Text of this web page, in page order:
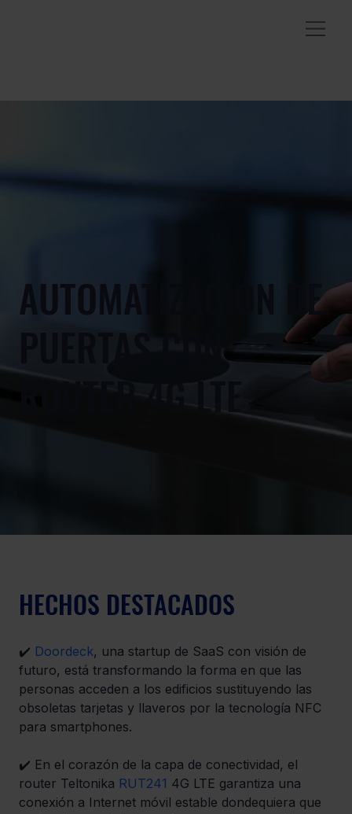
AUTOMATIZACIÓN DE
PUERTAS CON
ROUTER 4G LTE
HECHOS DESTACADOS
✔️ Doordeck, una startup de SaaS con visión de
futuro, está transformando la forma en que las
personas acceden a los edificios sustituyendo las
obsoletas tarjetas y llaveros por la tecnología NFC
para smartphones.
✔️ En el corazón de la capa de conectividad, el
router Teltonika RUT241 4G LTE garantiza una
conexión a Internet móvil estable dondequiera que